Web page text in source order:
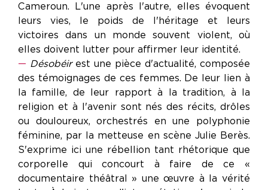
Cameroun. L'une après l'autre, elles évoquent
leurs vies, le poids de l'héritage et leurs
victoires dans un monde souvent violent, où
elles doivent lutter pour affirmer leur identité.
— Désobéirest une pièce d'actualité, composée
des témoignages de ces femmes. De leur lien à
la famille, de leur rapport à la tradition, à la
religion et à l'avenir sont nés des récits, drôles
ou douloureux, orchestrés en une polyphonie
féminine, par la metteuse en scène Julie Berès.
S'exprime ici une rébellion tant rhétorique que
corporelle qui concourt à faire de ce «
documentaire théâtral » une œuvre à la vérité